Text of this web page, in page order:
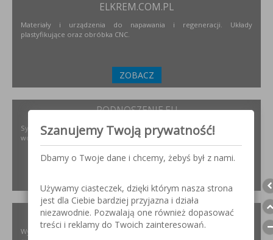
ELKREM.COM.PL
Materiały i urządzenia do napawania i regeneracji. Układy
plastyfikujące oraz obróbka CNC.
ZOBACZ
PODNOSZENIE.EU
Systemy transportu bliskiego, żurawie, żurawików, suwnice,
wciągników oraz wiele innych.
XIRIS.PL
Wysoce wyspecjalizowane kamery spawalnicze do badania jakości
Szanujemy Twoją prywatność!
Dbamy o Twoje dane i chcemy, żebyś był z nami.
Używamy ciasteczek, dzięki którym nasza strona
jest dla Ciebie bardziej przyjazna i działa
niezawodnie. Pozwalają one również dopasować
treści i reklamy do Twoich zainteresowań.